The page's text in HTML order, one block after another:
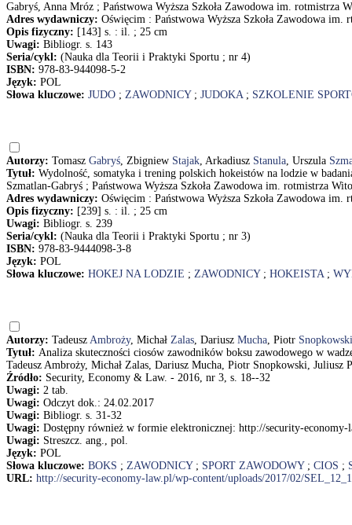
Gabryś, Anna Mróz ; Państwowa Wyższa Szkoła Zawodowa im. rotmistrza
Adres wydawniczy: Oświęcim : Państwowa Wyższa Szkoła Zawodowa
Opis fizyczny: [143] s. : il. ; 25 cm
Uwagi: Bibliogr. s. 143
Seria/cykl: (Nauka dla Teorii i Praktyki Sportu ; nr 4)
ISBN: 978-83-944098-5-2
Język: POL
Słowa kluczowe: JUDO ; ZAWODNICY; JUDOKA; SZKOLENIE
Autorzy: Tomasz Gabryś, Zbigniew Stajak, Arkadiusz Stanula, Urszula
Tytuł: Wydolność, somatyka i trening polskich hokeistów na lodzie w
Szmatlan-Gabryś ; Państwowa Wyższa Szkoła Zawodowa im. rotmistrza
Adres wydawniczy: Oświęcim : Państwowa Wyższa Szkoła Zawodowa
Opis fizyczny: [239] s. : il. ; 25 cm
Uwagi: Bibliogr. s. 239
Seria/cykl: (Nauka dla Teorii i Praktyki Sportu ; nr 3)
ISBN: 978-83-9444098-3-8
Język: POL
Słowa kluczowe: HOKEJ NA LODZIE ; ZAWODNICY; HOKEISTA;
Autorzy: Tadeusz Ambroży, Michał Zalas, Dariusz Mucha, Piotr Snopkowski
Tytuł: Analiza skuteczności ciosów zawodników boksu zawodowego w
Tadeusz Ambroży, Michał Zalas, Dariusz Mucha, Piotr Snopkowski, Juliusz
Źródło: Security, Economy & Law. - 2016, nr 3, s. 18--32
Uwagi: 2 tab.
Uwagi: Odczyt dok.: 24.02.2017
Uwagi: Bibliogr. s. 31-32
Uwagi: Dostępny również w formie elektronicznej: http://security-
Uwagi: Streszcz. ang., pol.
Język: POL
Słowa kluczowe: BOKS ; ZAWODNICY; SPORT ZAWODOWY; CIOS ;
URL: http://security-economy-law.pl/wp-content/uploads/2017/02/